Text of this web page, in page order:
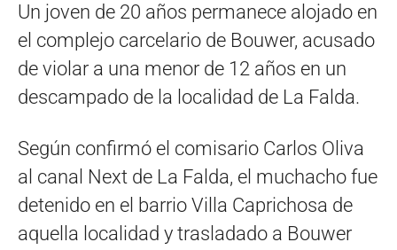
Un joven de 20 años permanece alojado en
el complejo carcelario de Bouwer, acusado
de violar a una menor de 12 años en un
descampado de la localidad de La Falda.
Según confirmó el comisario Carlos Oliva
al canal Next de La Falda, el muchacho fue
detenido en el barrio Villa Caprichosa de
aquella localidad y trasladado a Bouwer